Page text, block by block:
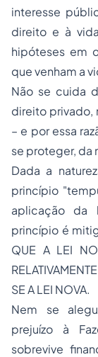
interesse
direito e à
hipóteses em
que venham a
Não se cuida
direito privado,
– e por essa
se proteger, da
Dada a
princípio
aplicação da
princípio é
QUE A LEI
SE A LEI NOVA.
Nem se
prejuízo à
sobrevive